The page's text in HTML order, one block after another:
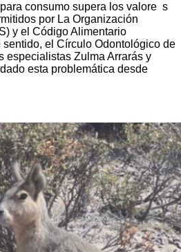
consumo supera los valore s
por La Organización
y el Código Alimentario
el Círculo Odontológico de
especialistas Zulma Arrarás y
esta problemática desde